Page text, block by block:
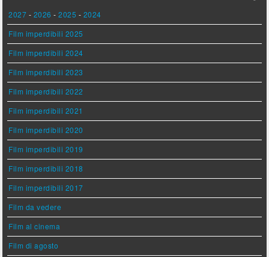
2027 - 2026 -2025 - 2024
Film imperdibili 2025
Film imperdibili 2024
Film imperdibili 2023
Film imperdibili 2022
Film imperdibili 2021
Film imperdibili 2020
Film imperdibili 2019
Film imperdibili 2018
Film imperdibili 2017
Film da vedere
Film al cinema
Film di agosto